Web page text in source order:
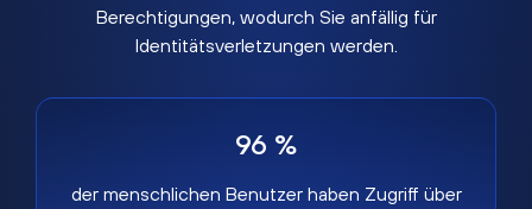
Berechtigungen, wodurch Sie anfällig für
Identitätsverletzungen werden.
96 %
der menschlichen Benutzer haben Zugriff über